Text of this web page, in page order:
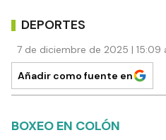
DEPORTES
7 de diciembre de 2025 |
Añadir como fuente en
BOXEO EN COLÓN